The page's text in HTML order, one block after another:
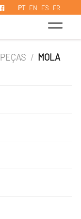
PT EN ES FR
PEÇAS / MOLA